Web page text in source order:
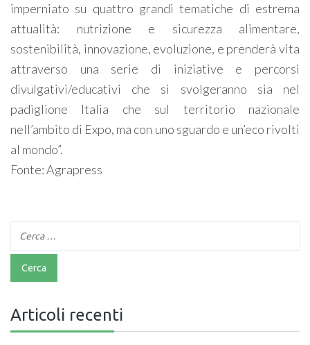
imperniato su quattro grandi tematiche di estrema
attualità: nutrizione e sicurezza alimentare,
sostenibilità, innovazione, evoluzione, e prenderà vita
attraverso una serie di iniziative e percorsi
divulgativi/educativi che si svolgeranno sia nel
padiglione Italia che sul territorio nazionale
nell’ambito di Expo, ma con uno sguardo e un’eco rivolti
al mondo”.
Fonte: Agrapress
Articoli recenti